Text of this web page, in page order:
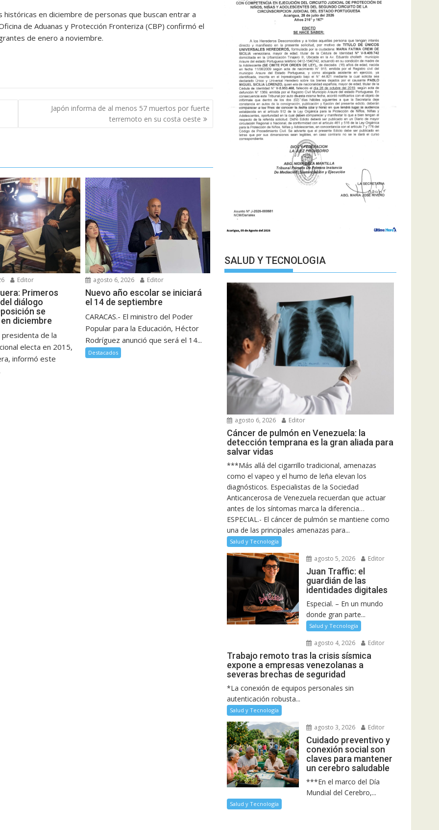
en diciembre de personas que buscan entrar a
de Aduanas y Protección Fronteriza (CBP) confirmó el
de enero a noviembre.
Japón informa de al menos 57 muertos por fuerte
terremoto en su costa oeste
Editor
Primeros
diálogo
se
diciembre
presidenta de la
electa en 2015,
informó este
agosto 6, 2026 Editor
Nuevo año escolar se iniciará
el 14 de septiembre
CARACAS.- El ministro del Poder
Popular para la Educación, Héctor
Rodríguez anunció que será el 14...
Destacados
SALUD Y TECNOLOGIA
agosto 6, 2026 Editor
Cáncer de pulmón en Venezuela: la
detección temprana es la gran aliada para
salvar vidas
***Más allá del cigarrillo tradicional, amenazas
como el vapeo y el humo de leña elevan los
diagnósticos. Especialistas de la Sociedad
Anticancerosa de Venezuela recuerdan que actuar
antes de los síntomas marca la diferencia…
ESPECIAL.- El cáncer de pulmón se mantiene como
una de las principales amenazas para...
Salud y Tecnología
agosto 5, 2026 Editor
Juan Traffic: el
guardián de las
identidades digitales
Especial. – En un mundo
donde gran parte...
Salud y Tecnología
agosto 4, 2026 Editor
Trabajo remoto tras la crisis sísmica
expone a empresas venezolanas a
severas brechas de seguridad
*La conexión de equipos personales sin
autenticación robusta...
Salud y Tecnología
agosto 3, 2026 Editor
Cuidado preventivo y
conexión social son
claves para mantener
un cerebro saludable
***En el marco del Día
Mundial del Cerebro,...
Salud y Tecnología